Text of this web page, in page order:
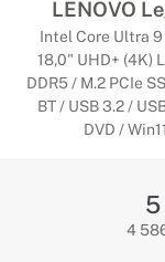
LENOVO
Intel Core Ultra
18,0" UHD+ (4K)
DDR5 / M.2 PCIe
BT / USB 3.2 /
DVD /
4